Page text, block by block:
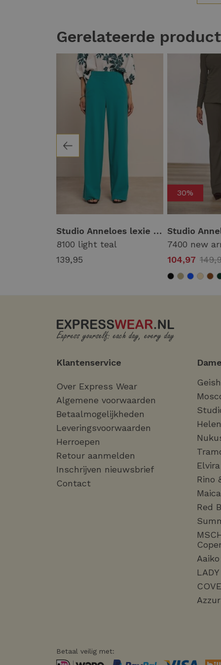
Gerelateerde
Studio Anneloes lexie trousers 14011 Broek 8100 light teal
8100 light teal
139,95
30%
7400 new
104,97
Klantenservice
Over Express Wear
Algemene voorwaarden
Betaalmogelijkheden
Leveringsvoorwaarden
Herroepen
Retour aanmelden
Inschrijven nieuwsbrief
Contact
Rino
Red
Aaiko
Betaal veilig met: